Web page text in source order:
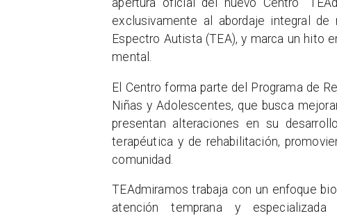
apertura oficial del nuevo Centro
exclusivamente al abordaje integral
Espectro Autista (TEA), y marca un hito
mental.
El Centro forma parte del Programa de
Niñas y Adolescentes, que busca
presentan alteraciones en su
terapéutica y de rehabilitación,
comunidad.
TEAdmiramos trabaja con un enfoque
atención temprana y